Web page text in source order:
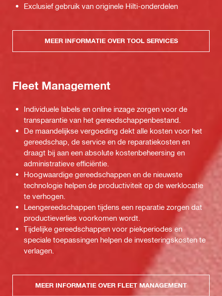
Exclusief gebruik van originele Hilti-onderdelen
MEER INFORMATIE OVER TOOL SERVICES
Fleet Management
Individuele labels en online inzage zorgen voor de
transparantie van het gereedschappenbestand.
De maandelijkse vergoeding dekt alle kosten voor het
gereedschap, de service en de reparatiekosten en
draagt bij aan een absolute kostenbeheersing en
administratieve efficiëntie.
Hoogwaardige gereedschappen en de nieuwste
technologie helpen de productiviteit op de werklocatie
te verhogen.
Leengereedschappen tijdens een reparatie zorgen dat
productieverlies voorkomen wordt.
Tijdelijke gereedschappen voor piekperiodes en
speciale toepassingen helpen de investeringskosten te
verlagen.
MEER INFORMATIE OVER FLEET MANAGEMENT